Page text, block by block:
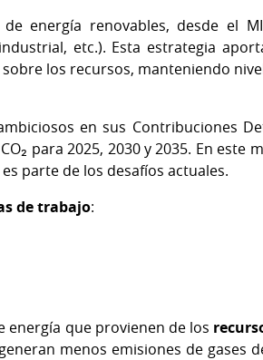
energía renovables, desde el
etc.). Esta estrategia
los recursos, manteniendo
en sus Contribuciones
para 2025, 2030 y 2035. En este
parte de los desafíos actuales.
de trabajo:
energía que provienen de los
menos emisiones de gases